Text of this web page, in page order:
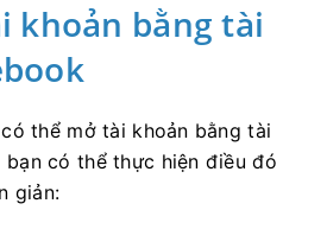
khoản bằng tài
thể mở tài khoản bằng tài
bạn có thể thực hiện điều đó
giản: